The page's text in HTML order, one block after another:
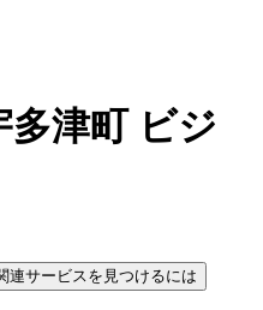
多津町 ビジ
連サービスを見つけるには